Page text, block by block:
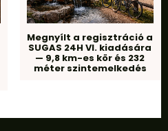
Megnyílt a regisztráció a
SUGAS 24H VI. kiadására
— 9,8 km-es kör és 232
méter szintemelkedés